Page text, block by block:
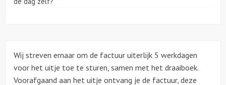
Wij streven ernaar om de factuur uiterlijk 5 werkdagen
voor het uitje toe te sturen, samen met het draaiboek.
Voorafgaand aan het uitje ontvang je de factuur, deze